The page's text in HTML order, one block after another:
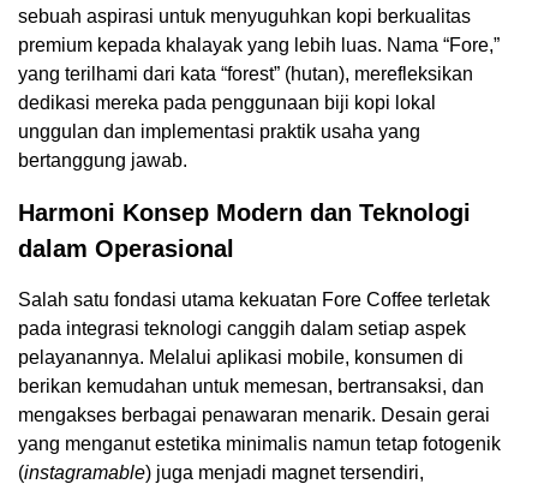
sebuah aspirasi untuk menyuguhkan kopi berkualitas
premium kepada khalayak yang lebih luas. Nama “Fore,”
yang terilhami dari kata “forest” (hutan), merefleksikan
dedikasi mereka pada penggunaan biji kopi lokal
unggulan dan implementasi praktik usaha yang
bertanggung jawab.
Harmoni Konsep Modern dan Teknologi
dalam Operasional
Salah satu fondasi utama kekuatan Fore Coffee terletak
pada integrasi teknologi canggih dalam setiap aspek
pelayanannya. Melalui aplikasi mobile, konsumen di
berikan kemudahan untuk memesan, bertransaksi, dan
mengakses berbagai penawaran menarik. Desain gerai
yang menganut estetika minimalis namun tetap fotogenik
(instagramable) juga menjadi magnet tersendiri,